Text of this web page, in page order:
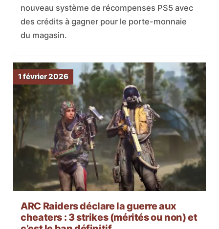
nouveau système de récompenses PS5 avec
des crédits à gagner pour le porte-monnaie
du magasin.
1 février 2026
ARC Raiders déclare la guerre aux
cheaters : 3 strikes (mérités ou non) et